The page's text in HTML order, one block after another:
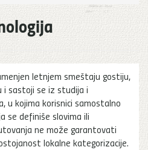
letnjem smeštaju gostiju,
i sastoji se iz studija i
u kojima korisnici samostalno
se definiše slovima ili
ne može garantovati
lokalne kategorizacije.